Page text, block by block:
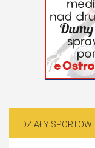
DZIAŁY